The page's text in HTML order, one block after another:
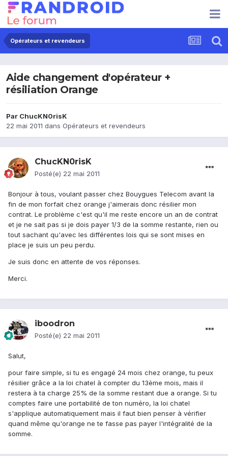
Opérateurs et revendeurs
Aide changement d'opérateur +
résiliation Orange
Par ChucKN0risK
22 mai 2011 dans Opérateurs et revendeurs
ChucKN0risK
Posté(e) 22 mai 2011
Bonjour à tous, voulant passer chez Bouygues Telecom avant la
fin de mon forfait chez orange j'aimerais donc résilier mon
contrat. Le problème c'est qu'il me reste encore un an de contrat
et je ne sait pas si je dois payer 1/3 de la somme restante, rien ou
tout sachant qu'avec les différentes lois qui se sont mises en
place je suis un peu perdu.
Je suis donc en attente de vos réponses.
Merci.
iboodron
Posté(e) 22 mai 2011
Salut,
pour faire simple, si tu es engagé 24 mois chez orange, tu peux
résilier grâce a la loi chatel à compter du 13ème mois, mais il
restera à ta charge 25% de la somme restant due a orange. Si tu
comptes faire une portabilité de ton numéro, la loi chatel
s'applique automatiquement mais il faut bien penser à vérifier
quand même qu'orange ne te fasse pas payer l'intégralité de la
somme.